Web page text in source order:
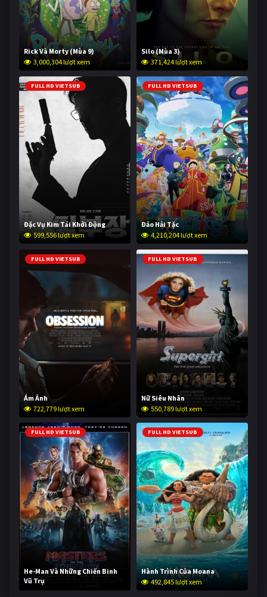
Rick Và Morty (Mùa 9)
3,000,304 lượt xem
Silo (Mùa 3)
371,424 lượt xem
FULL HD VIETSUB
Đặc Vụ Kim Tái Khởi Động
599,556 lượt xem
FULL HD VIETSUB
Đảo Hải Tặc
4,210,204 lượt xem
FULL HD VIETSUB
Ám Ảnh
722,779 lượt xem
FULL HD VIETSUB
Nữ Siêu Nhân
550,789 lượt xem
FULL HD VIETSUB
He-Man Và Những Chiến Binh
Vũ Trụ
241,775 lượt xem
FULL HD VIETSUB
Hành Trình Của Moana
492,845 lượt xem